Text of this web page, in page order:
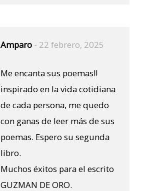
Amparo - 22 febrero, 2025
Me encanta sus poemas!!
inspirado en la vida cotidiana
de cada persona, me quedo
con ganas de leer más de sus
poemas. Espero su segunda
libro.
Muchos éxitos para el escrito
GUZMAN DE ORO.